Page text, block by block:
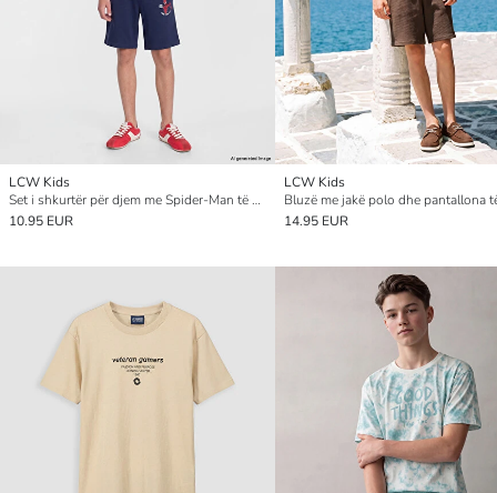
LCW Kids
Set i shkurtër për djem me Spider-Man të stampuar
10.95 EUR
LCW Kids
14.95 EUR